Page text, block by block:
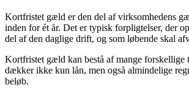
Kortfristet gæld er den del af virksomhedens
inden for ét år. Det er typisk forpligtelser, der
del af den daglige drift, og som løbende skal
Kortfristet gæld kan bestå af mange forskellige
dækker ikke kun lån, men også almindelige
beløb.